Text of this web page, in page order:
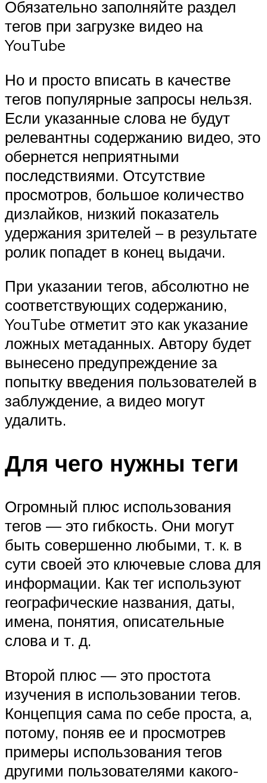
Обязательно заполняйте раздел
тегов при загрузке видео на
YouTube
Но и просто вписать в качестве
тегов популярные запросы нельзя.
Если указанные слова не будут
релевантны содержанию видео, это
обернется неприятными
последствиями. Отсутствие
просмотров, большое количество
дизлайков, низкий показатель
удержания зрителей – в результате
ролик попадет в конец выдачи.
При указании тегов, абсолютно не
соответствующих содержанию,
YouTube отметит это как указание
ложных метаданных. Автору будет
вынесено предупреждение за
попытку введения пользователей в
заблуждение, а видео могут
удалить.
Для чего нужны теги
Огромный плюс использования
тегов — это гибкость. Они могут
быть совершенно любыми, т. к. в
сути своей это ключевые слова для
информации. Как тег используют
географические названия, даты,
имена, понятия, описательные
слова и т. д.
Второй плюс — это простота
изучения в использовании тегов.
Концепция сама по себе проста, а,
потому, поняв ее и просмотрев
примеры использования тегов
другими пользователями какого-